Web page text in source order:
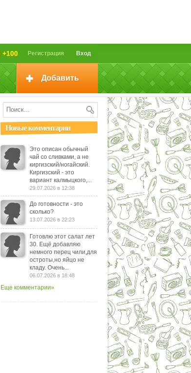
Вход
Регистрация
+100
Добавить
Новые комментарии
Это описан обычный
чай со сливками, а не
киргизский/ногайский.
Киргизский - это
вариант калмыцкого,...
29.07.2026 в 12:38
До готовности - это
сколько?
13.07.2026 в 22:23
Готовлю этот салат лет
30. Ещё добавляю
немного перец чили,для
остроты,но яйцо не
кладу. Очень...
06.07.2026 в 18:48
Еще комментарии»